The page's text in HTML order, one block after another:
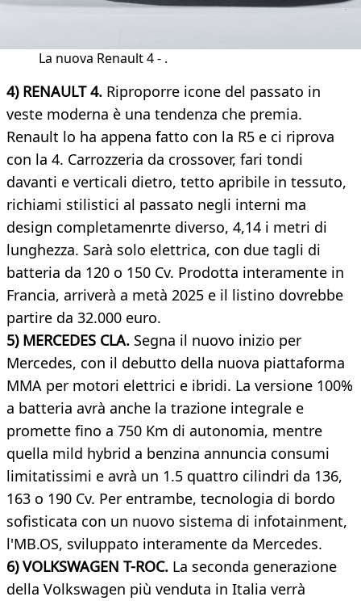
La nuova Renault 4 - .
4) RENAULT 4. Riproporre icone del passato in
veste moderna è una tendenza che premia.
Renault lo ha appena fatto con la R5 e ci riprova
con la 4. Carrozzeria da crossover, fari tondi
davanti e verticali dietro, tetto apribile in tessuto,
richiami stilistici al passato negli interni ma
design completamenrte diverso, 4,14 i metri di
lunghezza. Sarà solo elettrica, con due tagli di
batteria da 120 o 150 Cv. Prodotta interamente in
Francia, arriverà a metà 2025 e il listino dovrebbe
partire da 32.000 euro.
5) MERCEDES CLA. Segna il nuovo inizio per
Mercedes, con il debutto della nuova piattaforma
MMA per motori elettrici e ibridi. La versione 100%
a batteria avrà anche la trazione integrale e
promette fino a 750 Km di autonomia, mentre
quella mild hybrid a benzina annuncia consumi
limitatissimi e avrà un 1.5 quattro cilindri da 136,
163 o 190 Cv. Per entrambe, tecnologia di bordo
sofisticata con un nuovo sistema di infotainment,
l'MB.OS, sviluppato interamente da Mercedes.
6) VOLKSWAGEN T-ROC. La seconda generazione
della Volkswagen più venduta in Italia verrà